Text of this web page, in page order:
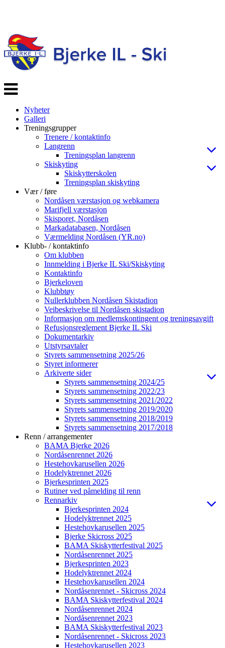
Veksle
navigasjon
Nyheter
Galleri
Treningsgrupper
Trenere / kontaktinfo
Langrenn
Treningsplan langrenn
Skiskyting
Skiskytterskolen
Treningsplan skiskyting
Vær / føre
Nordåsen værstasjon og webkamera
Marifjell værstasjon
Skisporet, Nordåsen
Markadatabasen, Nordåsen
Værmelding Nordåsen (YR.no)
Klubb- / kontaktinfo
Om klubben
Innmelding i Bjerke IL Ski/Skiskyting
Kontaktinfo
Bjerkeloven
Klubbtøy
Nullerklubben Nordåsen Skistadion
Veibeskrivelse til Nordåsen skistadion
Informasjon om medlemskontingent og treningsavgift
Refusjonsreglement Bjerke IL Ski
Dokumentarkiv
Utstyrsavtaler
Styrets sammensetning 2025/26
Styret informerer
Arkiverte sider
Styrets sammensetning 2024/25
Styrets sammensetning 2022/23
Styrets sammensetning 2021/2022
Styrets sammensetning 2019/2020
Styrets sammensetning 2018/2019
Styrets sammensetning 2017/2018
Renn / arrangementer
BAMA Bjerke 2026
Nordåsenrennet 2026
Hestehovkarusellen 2026
Hodelyktrennet 2026
Bjerkesprinten 2025
Rutiner ved påmelding til renn
Rennarkiv
Bjerkesprinten 2024
Hodelyktrennet 2025
Hestehovkarusellen 2025
Bjerke Skicross 2025
BAMA Skiskytterfestival 2025
Nordåsenrennet 2025
Bjerkesprinten 2023
Hodelyktrennet 2024
Hestehovkarusellen 2024
Nordåsenrennet - Skicross 2024
BAMA Skiskytterfestival 2024
Nordåsenrennet 2024
Nordåsenrennet 2023
BAMA Skiskytterfestival 2023
Nordåsenrennet - Skicross 2023
Hestehovkarusellen 2023